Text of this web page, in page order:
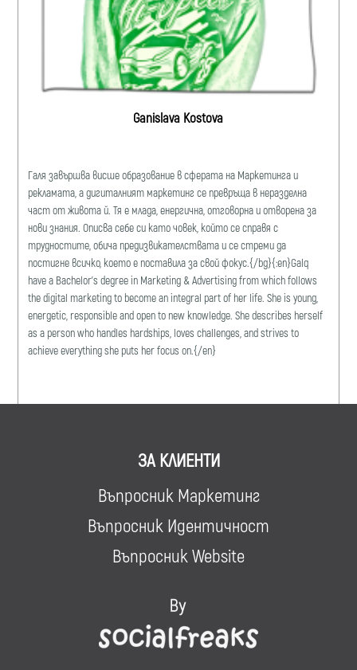
Ganislava Kostova
Галя завършва висше образование в сферата на Маркетинга и
рекламата, a дигиталният маркетинг се превръща в неразделна
част от живота й. Тя е млада, енергична, отговорна и отворена за
нови знания. Описва себе си като човек, който се справя с
трудностите, обича предизвикателствата и се стреми да
постигне всичко, което е поставила за свой фокус.{/bg}{:en}Galq
have a Bachelor's degree in Marketing & Advertising from which follows
the digital marketing to become an integral part of her life. She is young,
energetic, responsible and open to new knowledge. She describes herself
as a person who handles hardships, loves challenges, and strives to
achieve everything she puts her focus on.{/en}
ЗА КЛИЕНТИ
Въпросник Маркетинг
Въпросник Идентичност
Въпросник Website